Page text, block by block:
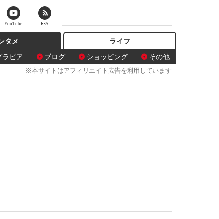
タメ
ラビア ブログ ショッピング その他
ライフ
※本サイトはアフィリエイト広告を利用しています
YouTube RSS